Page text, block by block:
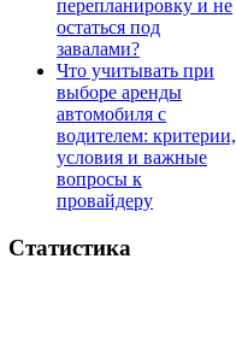
перепланировку и не
остаться под
завалами?
Что учитывать при
выборе аренды
автомобиля с
водителем: критерии,
условия и важные
вопросы к
провайдеру
Статистика